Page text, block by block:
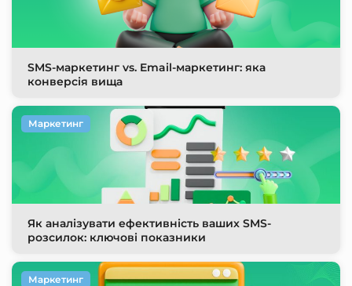
SMS-маркетинг vs. Email-маркетинг: яка
конверсія вища
Як аналізувати ефективність ваших SMS-
розсилок: ключові показники
Маркетинг
Маркетинг